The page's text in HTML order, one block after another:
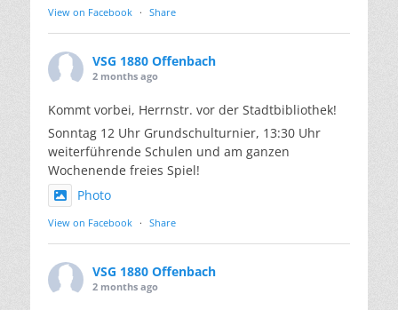
View on Facebook · Share
VSG 1880 Offenbach
2 months ago
Kommt vorbei, Herrnstr. vor der Stadtbibliothek!
Sonntag 12 Uhr Grundschulturnier, 13:30 Uhr
weiterführende Schulen und am ganzen
Wochenende freies Spiel!
Photo
View on Facebook · Share
VSG 1880 Offenbach
2 months ago